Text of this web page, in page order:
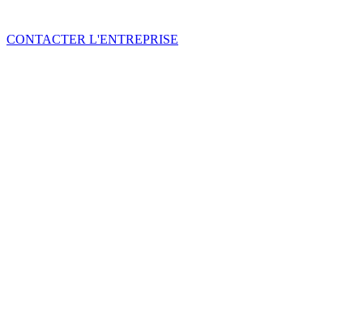
CONTACTER L'ENTREPRISE